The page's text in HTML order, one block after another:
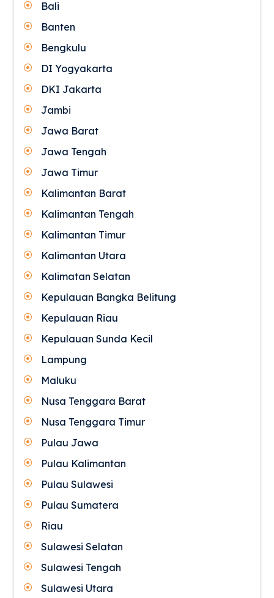
Bali
Banten
Bengkulu
DI Yogyakarta
DKI Jakarta
Jambi
Jawa Barat
Jawa Tengah
Jawa Timur
Kalimantan Barat
Kalimantan Tengah
Kalimantan Timur
Kalimantan Utara
Kalimatan Selatan
Kepulauan Bangka Belitung
Kepulauan Riau
Kepulauan Sunda Kecil
Lampung
Maluku
Nusa Tenggara Barat
Nusa Tenggara Timur
Pulau Jawa
Pulau Kalimantan
Pulau Sulawesi
Pulau Sumatera
Riau
Sulawesi Selatan
Sulawesi Tengah
Sulawesi Utara